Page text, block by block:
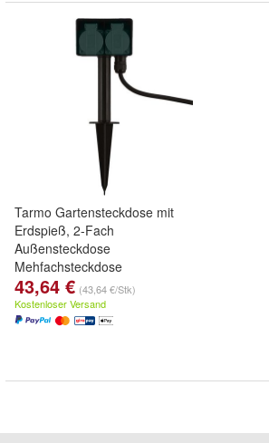
Tarmo Gartensteckdose mit
Erdspieß, 2-Fach
Außensteckdose
Mehfachsteckdose
43,64 € (43,64 €/Stk)
Kostenloser Versand